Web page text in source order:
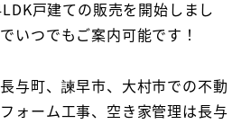
戸建ての販売を開始しまし
いつでもご案内可能です！
与町、諫早市、大村市での不動
ォーム工事、空き家管理は長与